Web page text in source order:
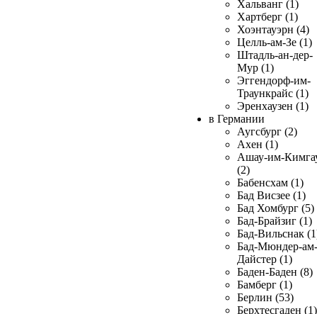
Хальванг (1)
Хартберг (1)
Хоэнтауэрн (4)
Целль-ам-Зе (1)
Штадль-ан-дер-
Мур (1)
Эггендорф-им-
Траункрайс (1)
Эренхаузен (1)
в Германии
Аугсбург (2)
Ахен (1)
Ашау-им-
(2)
Бабенсхам (1)
Бад Висзее (1)
Бад Хомбург (5)
Бад-Брайзиг (1)
Бад-Вильснак
Бад-Мюндер-ам-
Дайстер (1)
Баден-Баден (8)
Бамберг (1)
Берлин (53)
Берхтесгаден (1)